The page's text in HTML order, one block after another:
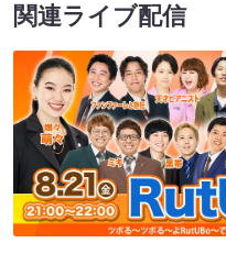
関連ライブ配信